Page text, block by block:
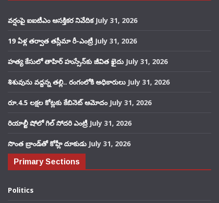
వర్షంపై ఐఐటీఎం ఆసక్తికర నివేదిక July 31, 2026
19 ఏళ్ల తర్వాత తస్లీమా రీ-ఎంట్రీ July 31, 2026
హత్య కేసులో తాహిర్ హుస్సేన్‌కు జీవిత ఖైదు July 31, 2026
శిశువును వద్దన్న తల్లి.. రంగంలోకి అధికారులు July 31, 2026
రూ.4.5 లక్షల కోట్లకు కేబినెట్ ఆమోదం July 31, 2026
రియాల్టీ షోలో గిల్ సోదరి ఎంట్రీ July 31, 2026
సొంత బ్రాండ్‌తో కోహ్లీ దూకుడు July 31, 2026
Primary Sections
Politics